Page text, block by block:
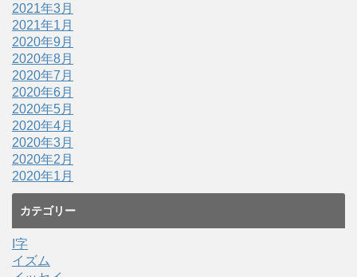
2021年3月
2021年1月
2020年9月
2020年8月
2020年7月
2020年6月
2020年5月
2020年4月
2020年3月
2020年2月
2020年1月
カテゴリー
I字
イズム